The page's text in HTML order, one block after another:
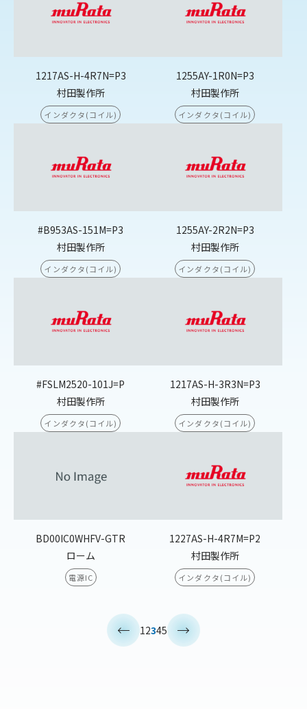
1217AS-H-4R7N=P3
村田製作所
インダクタ(コイル)
1255AY-1R0N=P3
村田製作所
インダクタ(コイル)
#B953AS-151M=P3
村田製作所
インダクタ(コイル)
1255AY-2R2N=P3
村田製作所
インダクタ(コイル)
#FSLM2520-101J=P
村田製作所
インダクタ(コイル)
1217AS-H-3R3N=P3
村田製作所
インダクタ(コイル)
BD00IC0WHFV-GTR
ローム
電源IC
1227AS-H-4R7M=P2
村田製作所
インダクタ(コイル)
12345